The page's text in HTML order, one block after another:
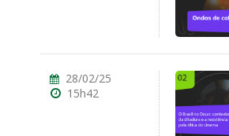
28/02/25
15h42